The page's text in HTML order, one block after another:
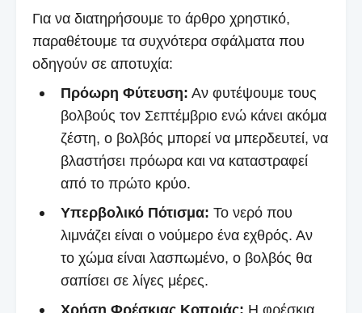
Για να διατηρήσουμε το άρθρο χρηστικό,
παραθέτουμε τα συχνότερα σφάλματα που
οδηγούν σε αποτυχία:
Πρόωρη Φύτευση: Αν φυτέψουμε τους
βολβούς τον Σεπτέμβριο ενώ κάνει ακόμα
ζέστη, ο βολβός μπορεί να μπερδευτεί, να
βλαστήσει πρόωρα και να καταστραφεί
από το πρώτο κρύο.
Υπερβολικό Πότισμα: Το νερό που
λιμνάζει είναι ο νούμερο ένα εχθρός. Αν
το χώμα είναι λασπωμένο, ο βολβός θα
σαπίσει σε λίγες μέρες.
Χρήση Φρέσκιας Κοπριάς: Η φρέσκια